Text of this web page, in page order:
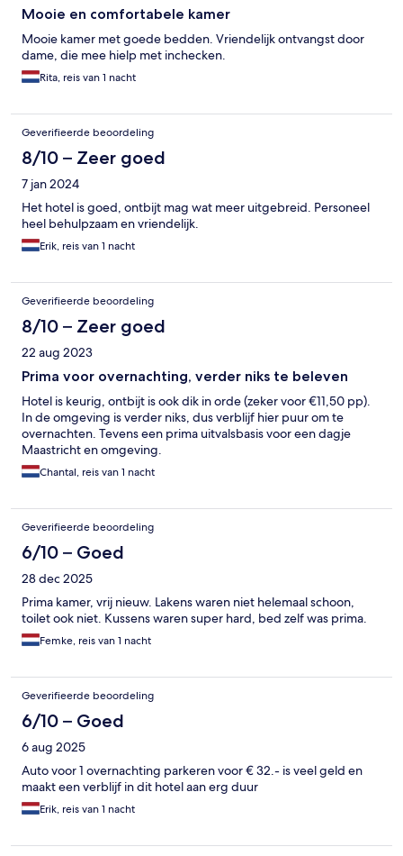
Mooie en comfortabele kamer
Mooie kamer met goede bedden. Vriendelijk ontvangst door
dame, die mee hielp met inchecken.
Rita, reis van 1 nacht
Geverifieerde beoordeling
8/10 – Zeer goed
7 jan 2024
Het hotel is goed, ontbijt mag wat meer uitgebreid. Personeel
heel behulpzaam en vriendelijk.
Erik, reis van 1 nacht
Geverifieerde beoordeling
8/10 – Zeer goed
22 aug 2023
Prima voor overnachting, verder niks te beleven
Hotel is keurig, ontbijt is ook dik in orde (zeker voor €11,50 pp).
In de omgeving is verder niks, dus verblijf hier puur om te
overnachten. Tevens een prima uitvalsbasis voor een dagje
Maastricht en omgeving.
Chantal, reis van 1 nacht
Geverifieerde beoordeling
6/10 – Goed
28 dec 2025
Prima kamer, vrij nieuw. Lakens waren niet helemaal schoon,
toilet ook niet. Kussens waren super hard, bed zelf was prima.
Femke, reis van 1 nacht
Geverifieerde beoordeling
6/10 – Goed
6 aug 2025
Auto voor 1 overnachting parkeren voor € 32.- is veel geld en
maakt een verblijf in dit hotel aan erg duur
Erik, reis van 1 nacht